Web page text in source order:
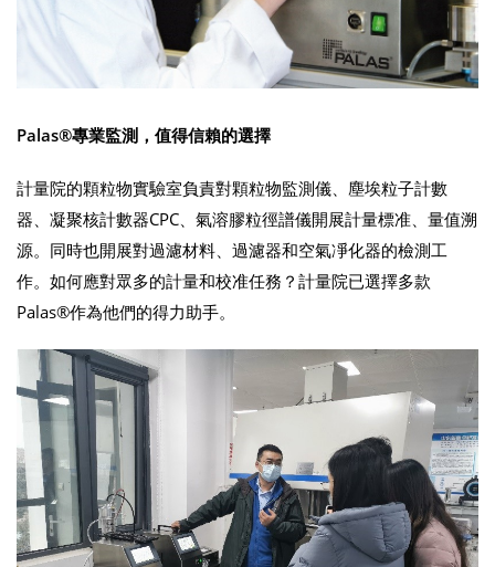
Palas®專業監測，值得信賴的選擇
計量院的顆粒物實驗室負責對顆粒物監測儀、塵埃粒子計數
器、凝聚核計數器CPC、氣溶膠粒徑譜儀開展計量標准、量值溯
源。同時也開展對過濾材料、過濾器和空氣凈化器的檢測工
作。如何應對眾多的計量和校准任務？計量院已選擇多款
Palas®作為他們的得力助手。